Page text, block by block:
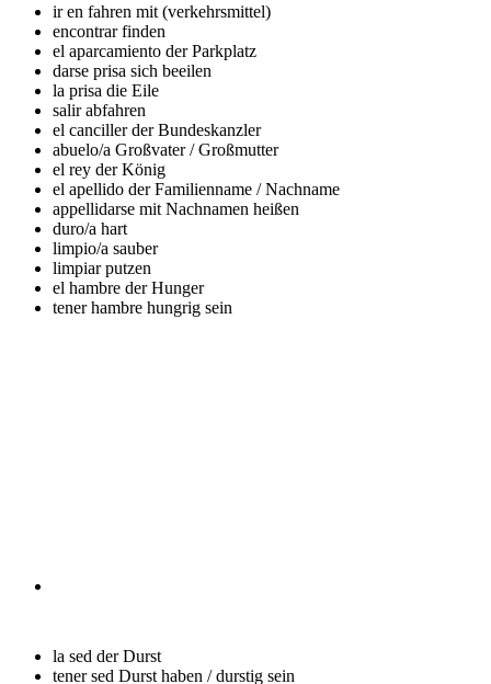
ir en fahren mit (verkehrsmittel)
encontrarfinden
el aparcamiento der Parkplatz
darse prisa sich beeilen
la prisa die Eile
salirabfahren
el cancillerder Bundeskanzler
abuelo/a Großvater / Großmutter
el rey der König
el apellido der Familienname / Nachname
appellidarse mit Nachnamen heißen
duro/a hart
limpio/a sauber
limpiarputzen
el hambre der Hunger
tener hambre hungrig sein
la sed der Durst
tener sed Durst haben / durstig sein